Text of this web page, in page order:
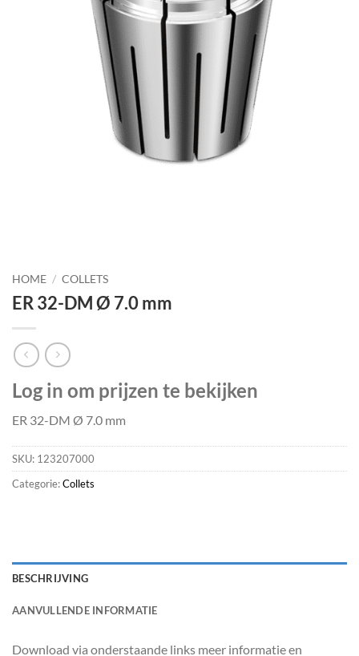
HOME / COLLETS
ER 32-DM Ø 7.0 mm
Log in om prijzen te bekijken
ER 32-DM Ø 7.0 mm
SKU: 123207000
Categorie:Collets
BESCHRIJVING
AANVULLENDE INFORMATIE
Download via onderstaande links meer informatie en